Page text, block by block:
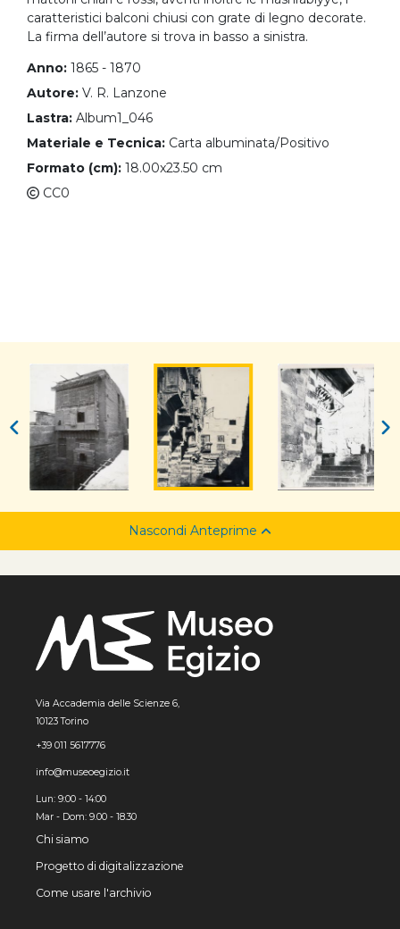
caratteristici balconi chiusi con grate di legno decorate.
La firma dell’autore si trova in basso a sinistra.
Anno: 1865 - 1870
Autore: V. R. Lanzone
Lastra: Album1_046
Materiale e Tecnica: Carta albuminata/Positivo
Formato (cm): 18.00x23.50 cm
CC0
Nascondi Anteprime
Via Accademia delle Scienze 6,
10123 Torino
+39 011 5617776
info@museoegizio.it
Lun: 9:00 - 14:00
Mar - Dom: 9.00 - 18.30
Chi siamo
Progetto di digitalizzazione
Come usare l'archivio